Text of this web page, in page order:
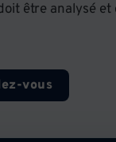
être analysé
vous